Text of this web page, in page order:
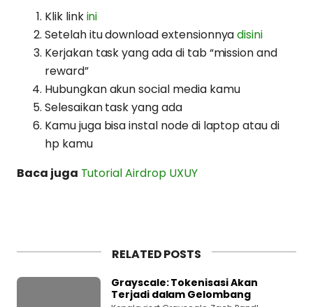
Klik linkini
Setelah itu download extensionnyadisini
Kerjakan task yang ada di tab “mission and
reward”
Hubungkan akun social media kamu
Selesaikan task yang ada
Kamu juga bisa instal node di laptop atau di
hp kamu
Baca juga Tutorial Airdrop UXUY
RELATED POSTS
Grayscale: Tokenisasi Akan
Terjadi dalam Gelombang